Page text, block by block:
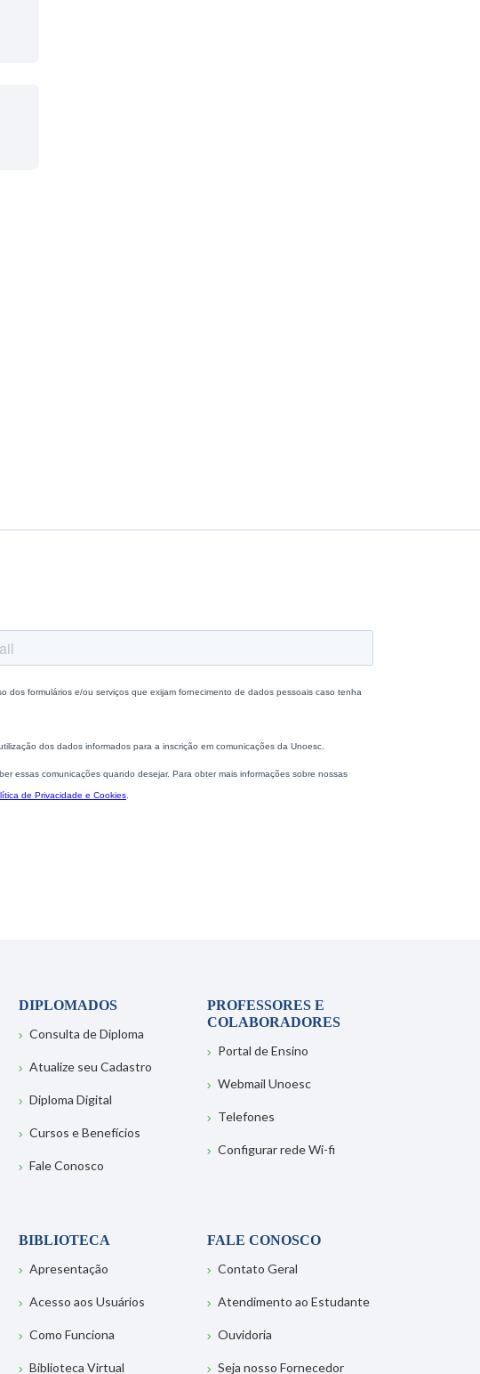
DIPLOMADOS
Consulta de Diploma
Atualize seu Cadastro
Diploma Digital
Cursos e Benefícios
Fale Conosco
PROFESSORES E
COLABORADORES
Portal de Ensino
Webmail Unoesc
Telefones
Configurar rede Wi-fi
BIBLIOTECA
Apresentação
Acesso aos Usuários
Como Funciona
Biblioteca Virtual
FALE CONOSCO
Contato Geral
Atendimento ao Estudante
Ouvidoria
Seja nosso Fornecedor